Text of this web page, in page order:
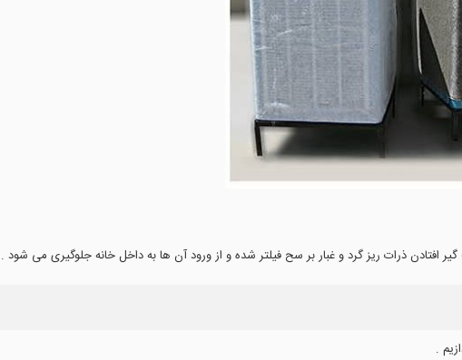
افتادن ذرات ریز گرد و غبار بر سح فیلتر شده و از ورود آن ها به داخل خانه جلوگیری می شود .
.